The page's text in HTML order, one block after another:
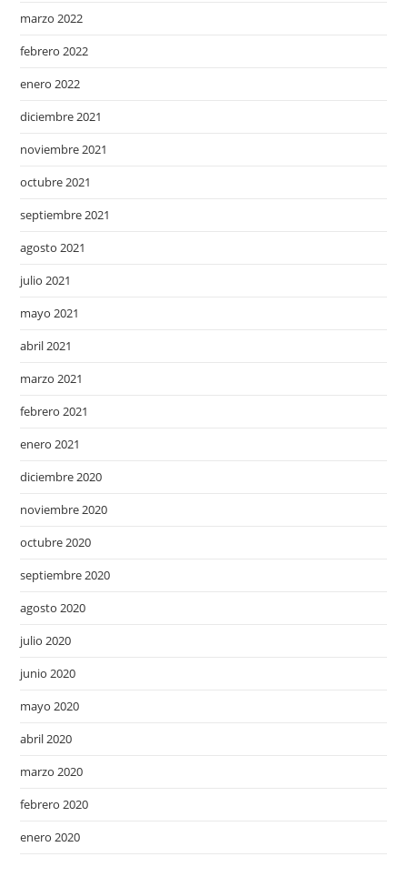
marzo 2022
febrero 2022
enero 2022
diciembre 2021
noviembre 2021
octubre 2021
septiembre 2021
agosto 2021
julio 2021
mayo 2021
abril 2021
marzo 2021
febrero 2021
enero 2021
diciembre 2020
noviembre 2020
octubre 2020
septiembre 2020
agosto 2020
julio 2020
junio 2020
mayo 2020
abril 2020
marzo 2020
febrero 2020
enero 2020